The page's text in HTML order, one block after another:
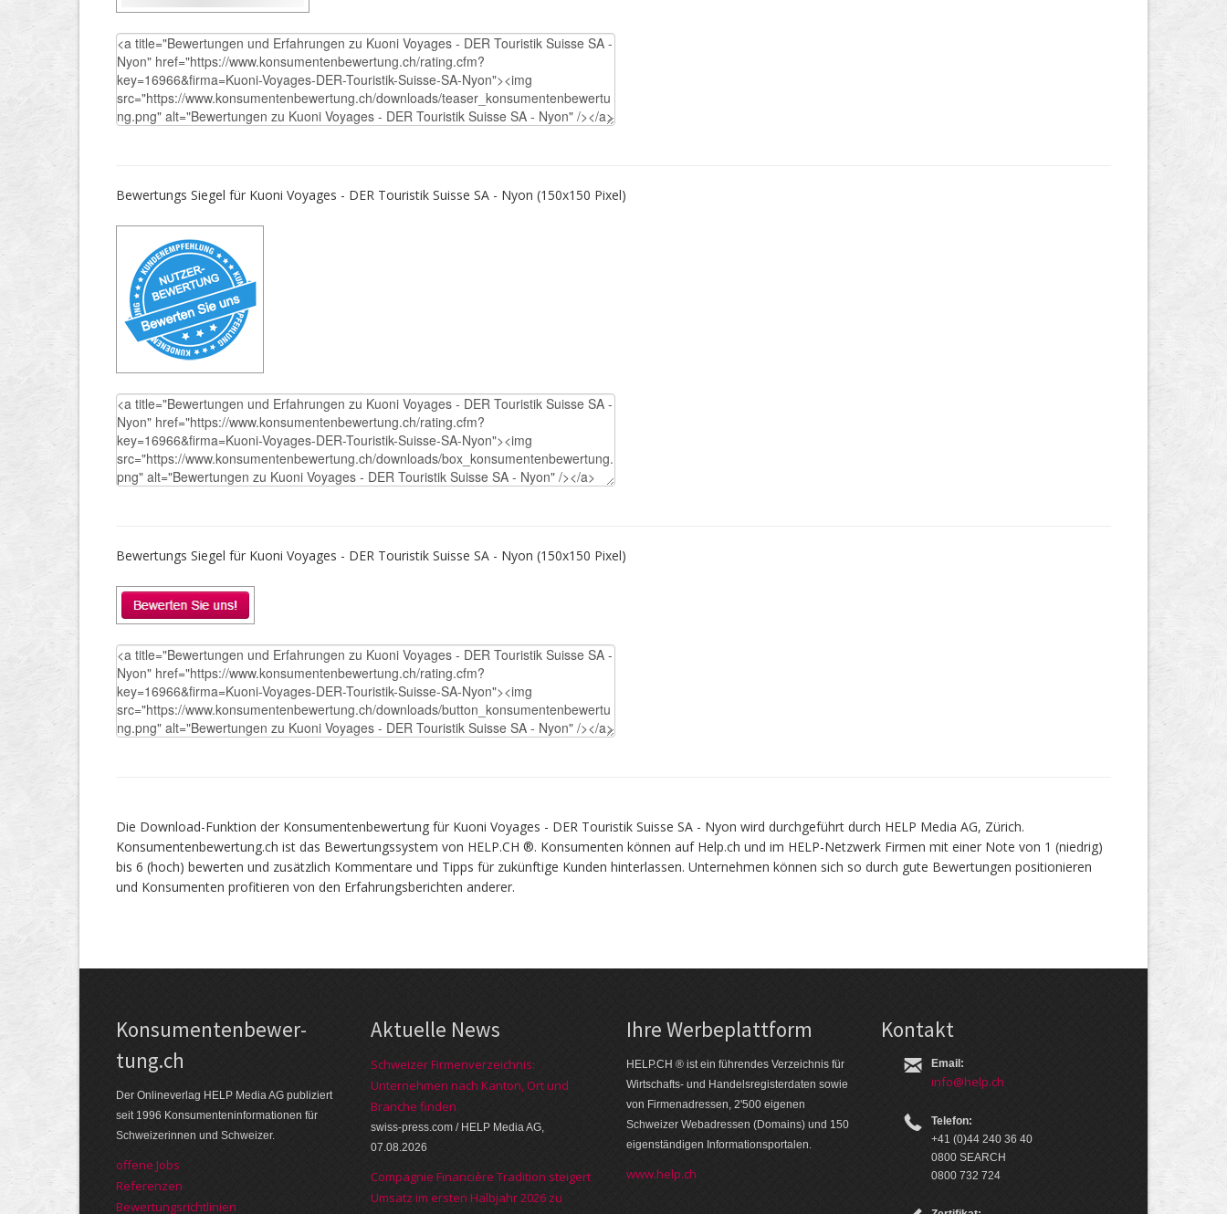
Bewertungs Siegel für Kuoni Voyages - DER Touristik Suisse SA - Nyon (150x150 Pixel)
Bewertungs Siegel für Kuoni Voyages - DER Touristik Suisse SA - Nyon (150x150 Pixel)
Die Download-Funktion der Konsumentenbewertung für Kuoni Voyages - DER Touristik Suisse SA - Nyon wird durchgeführt durch HELP Media AG, Zürich.
Konsumentenbewertung.ch ist das Bewertungssystem von HELP.CH ®. Konsumenten können auf Help.ch und im HELP-Netzwerk Firmen mit einer Note von 1 (niedrig)
bis 6 (hoch) bewerten und zusätzlich Kommentare und Tipps für zukünftige Kunden hinterlassen. Unternehmen können sich so durch gute Bewertungen positionieren
und Konsumenten profitieren von den Erfahrungsberichten anderer.
Kon­su­menten­be­wer­
tung.ch
Der Online­verlag HELP Media AG publi­ziert
seit 1996 Kon­su­menten­infor­mationen für
Schwei­zerinnen und Schweizer.
offene Jobs
Referenzen
Bewer­tungs­richt­linien
Aktuelle News
Schweizer Firmenverzeichnis:
Unternehmen nach Kanton, Ort und
Branche finden
swiss-press.com / HELP Media AG,
07.08.2026
Compagnie Financière Tradition steigert
Umsatz im ersten Halbjahr 2026 zu
Ihre Werbe­platt­form
HELP.CH ® ist ein führendes Ver­zeich­nis für
Wirt­schafts- und Handels­register­daten so­wie
von Firmen­adressen, 2'500 eige­nen
Schweizer Web­adressen (Domains) und 150
eigen­ständigen Infor­mations­por­talen.
www.help.ch
Kontakt
Email:
info@help.ch
Telefon:
+41 (0)44 240 36 40
0800 SEARCH
0800 732 724